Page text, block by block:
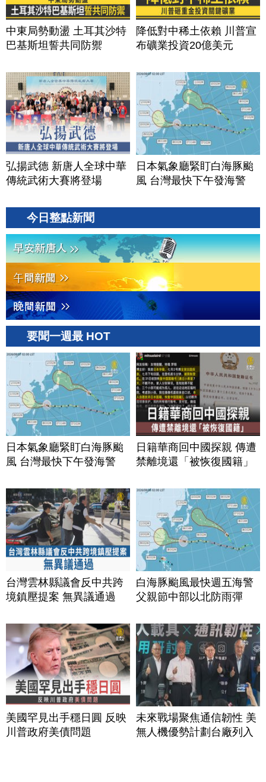
中東局勢動盪 土耳其沙特
巴基斯坦誓共同防禦
降低對中稀土依賴 川普宣
布礦業投資20億美元
弘揚武德 新唐人全球中華
傳統武術大賽將登場
日本氣象廳緊盯白海豚颱
風 台灣最快下午發海警
今日整點新聞
要聞一週最 HOT
日本氣象廳緊盯白海豚颱
風 台灣最快下午發海警
日籍華商回中國探親 傳遭
禁離境還「被恢復國籍」
台灣雲林縣議會反中共跨
境鎮壓提案 無異議通過
白海豚颱風最快週五海警
父親節中部以北防雨彈
美國罕見出手穩日圓 反映
川普政府美債問題
未來戰場聚焦通信韌性 美
無人機優勢計劃台廠列入